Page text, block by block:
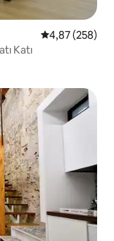
5 üzerinden
4,87 (258)
Katı
arasında